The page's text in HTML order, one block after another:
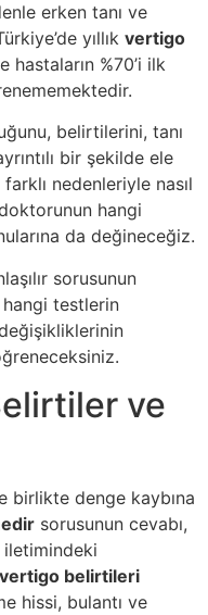
erken tanı ve
yıllık vertigo
hastaların %70’i ilk
belirtilerini, tanı
bir şekilde ele
nedenleriyle nasıl
hangi
da değineceğiz.
sorusunun
hangi testlerin
değişikliklerinin
ve
birlikte denge kaybına
sorusunun cevabı,
iletimindeki
vertigo belirtileri
hissi, bulantı ve